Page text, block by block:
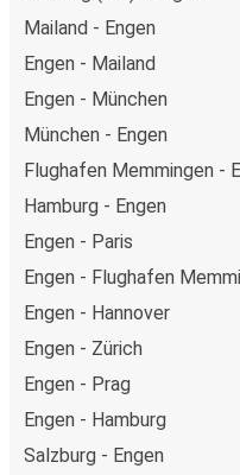
Mailand - Engen
Engen - Mailand
Engen - München
München - Engen
Flughafen Memmingen -
Hamburg - Engen
Engen - Paris
Engen - Flughafen
Engen - Hannover
Engen - Zürich
Engen - Prag
Engen - Hamburg
Salzburg - Engen